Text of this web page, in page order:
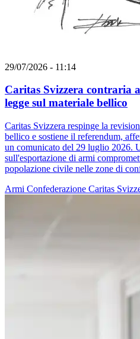
29/07/2026 - 11:14
Caritas Svizzera contraria
legge sul materiale bellico
Caritas Svizzera respinge la
bellico e sostiene il referendum,
un comunicato del 29 luglio 2026.
sull'esportazione di armi
popolazione civile nelle zone di
Armi Confederazione Caritas